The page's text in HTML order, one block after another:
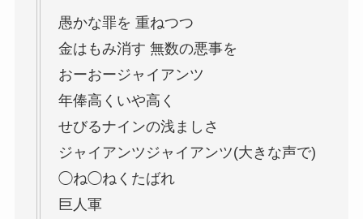
愚かな罪を 重ねつつ
金はもみ消す 無数の悪事を
おーおージャイアンツ
年俸高くいや高く
せびるナインの浅ましさ
ジャイアンツジャイアンツ(大きな声で)
◯ね◯ねくたばれ
巨人軍